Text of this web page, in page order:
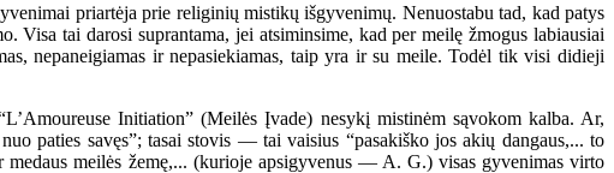
priartėja prie religinių mistikų išgyvenimų. Nenuostabu tad, kad patys
Visa tai darosi suprantama, jei atsiminsime, kad per meilę žmogus labiausiai
nepaneigiamas ir nepasiekiamas, taip yra ir su meile. Todėl tik visi didieji
Initiation” (Meilės Įvade) nesykį mistinėm sąvokom kalba. Ar,
paties savęs”; tasai stovis — tai vaisius “pasakiško jos akių dangaus,... to
meilės žemę,... (kurioje apsigyvenus — A. G.) visas gyvenimas virto